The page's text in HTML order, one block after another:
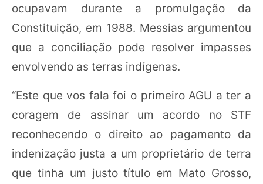
ocupavam durante a promulgação da
Constituição, em 1988. Messias argumentou
que a conciliação pode resolver impasses
envolvendo as terras indígenas.
“Este que vos fala foi o primeiro AGU a ter a
coragem de assinar um acordo no STF
reconhecendo o direito ao pagamento da
indenização justa a um proprietário de terra
que tinha um justo título em Mato Grosso,